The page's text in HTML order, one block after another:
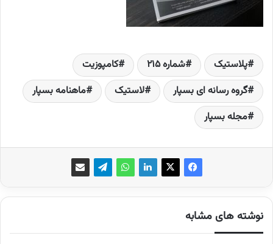
پلاستیک شماره 215
کامپوزیت
گروه رسانه ای بسپار
لاستیک
ماهنامه بسپار
مجله بسپار
نوشته های مشابه